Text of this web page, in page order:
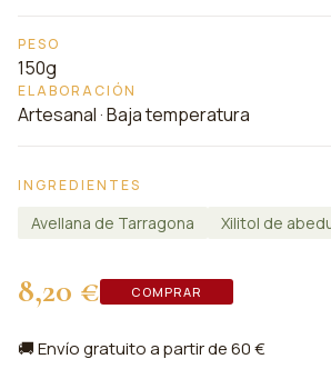
PESO
150g
ELABORACIÓN
Artesanal · Baja temperatura
INGREDIENTES
Avellana de Tarragona Xilitol de
8,20 € COMPRAR
🚚 Envío gratuito a partir de 60 €